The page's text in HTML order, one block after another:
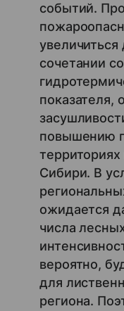
событий.
сочетании
показателя,
повышению
Сибири. В
ожидается
числа
вероятно,
для
региона.